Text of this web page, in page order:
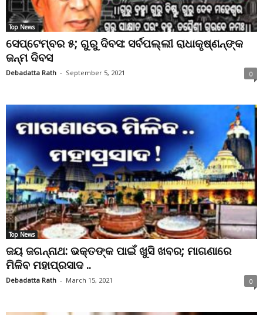
Top News
ସେପ୍ଟେମ୍ବର ୫; ଗୁରୁ ଦିବସ: ସର୍ବପଲ୍ଲୀ ରାଧାକୃଷ୍ଣନ୍‌ଙ୍କ
ଜନ୍ମ ଦିବସ
Debadatta Rath - September 5, 2021 0
Top News
ଜୟ ଜଗନ୍ନାଥ: ଭକ୍ତଙ୍କ ପାଇଁ ଖୁସି ଖବର; ମାଗଣାରେ
ମିଳିବ ମହାପ୍ରସାଦ ..
Debadatta Rath - March 15, 2021 0